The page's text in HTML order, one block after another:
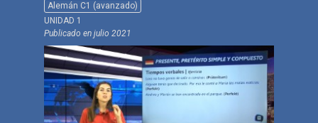
Alemán C1 (avanzado)
UNIDAD 1
Publicado enjulio 2021